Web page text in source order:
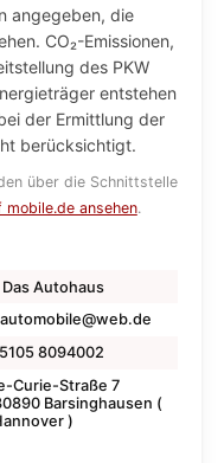
angegeben, die
CO₂-Emissionen,
des PKW
entstehen
der Ermittlung der
berücksichtigt.
über die Schnittstelle
mobile.de ansehen.
Das Autohaus
8094002
Curie-Straße 7
Barsinghausen (
)